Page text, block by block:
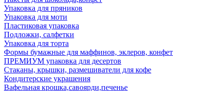
Упаковка для пряников
Упаковка для моти
Пластиковая упаковка
Подложки, салфетки
Упаковка для торта
Формы бумажные для маффинов, эклеров, конфет
ПРЕМИУМ упаковка для десертов
Стаканы, крышки, размешиватели для кофе
Кондитерские украшения
Вафельная крошка,савоярди,печенье